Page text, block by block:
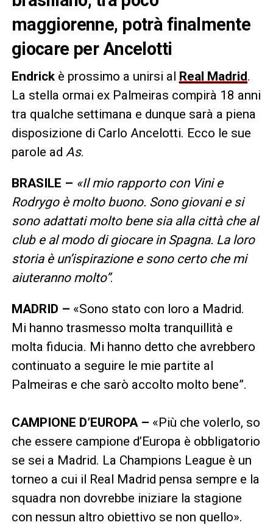
maggiorenne, potrà finalmente
giocare per Ancelotti
Endrick è prossimo a unirsi al Real Madrid.
La stella ormai ex Palmeiras compirà 18 anni
tra qualche settimana e dunque sarà a piena
disposizione di Carlo Ancelotti. Ecco le sue
parole ad As.
BRASILE – «Il mio rapporto con Vini e
Rodrygo è molto buono. Sono giovani e si
sono adattati molto bene sia alla città che al
club e al modo di giocare in Spagna. La loro
storia è un’ispirazione e sono certo che mi
aiuteranno molto”.
MADRID – «Sono stato con loro a Madrid.
Mi hanno trasmesso molta tranquillità e
molta fiducia. Mi hanno detto che avrebbero
continuato a seguire le mie partite al
Palmeiras e che sarò accolto molto bene”.
CAMPIONE D’EUROPA – «Più che volerlo, so
che essere campione d’Europa è obbligatorio
se sei a Madrid. La Champions League è un
torneo a cui il Real Madrid pensa sempre e la
squadra non dovrebbe iniziare la stagione
con nessun altro obiettivo se non quello».